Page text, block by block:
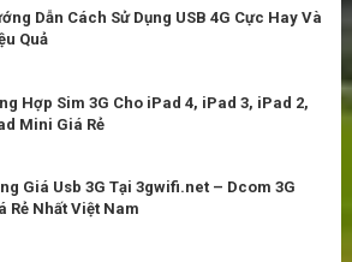
Dẫn Cách Sử Dụng USB 4G Cực Hay Và
Quả
Hợp Sim 3G Cho iPad 4, iPad 3, iPad 2,
Mini Giá Rẻ
Giá Usb 3G Tại 3gwifi.net – Dcom 3G
Rẻ Nhất Việt Nam